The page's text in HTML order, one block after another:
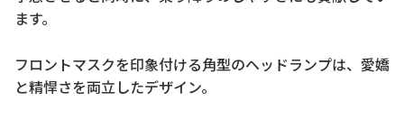
ます。
フロントマスクを印象付ける角型のヘッドランプは、愛嬌
と精悍さを両立したデザイン。